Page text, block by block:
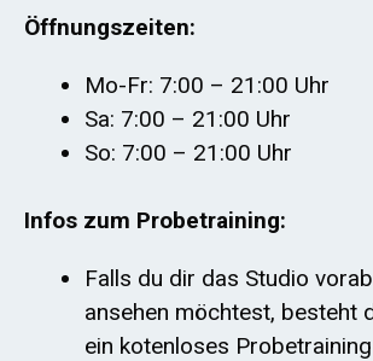
Öffnungszeiten:
Mo-Fr: 7:00 – 21:00 Uhr
Sa: 7:00 – 21:00 Uhr
So: 7:00 – 21:00 Uhr
Infos zum Probetraining:
Falls du dir das Studio
ansehen möchtest, besteht
ein kotenloses